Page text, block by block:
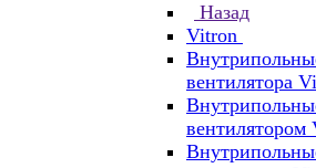
Назад
Vitron
вентилятора